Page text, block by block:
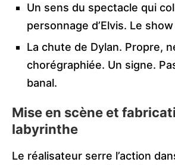
Un sens du spectacle qui
personnage d’Elvis. Le
La chute de Dylan. Propre,
chorégraphiée. Un signe.
banal.
Mise en scène et
labyrinthe
Le réalisateur serre l’action